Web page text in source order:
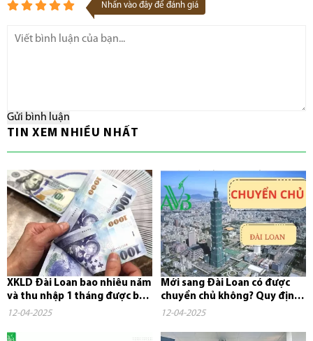
Nhấn vào đây để đánh giá
Gửi bình luận
TIN XEM NHIỀU NHẤT
XKLD Đài Loan bao nhiêu năm
và thu nhập 1 tháng được bao
nhiêu tiền?
12-04-2025
Mới sang Đài Loan có được
chuyển chủ không? Quy định,
chi phí và những điều cần...
12-04-2025